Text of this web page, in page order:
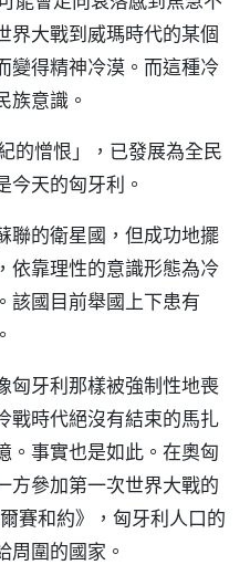
界大戰到威瑪時代的某個
變得精神冷漠。而這種冷
族意識。
的憎恨」，已發展為全民
今天的匈牙利。
聯的衛星國，但成功地擺
依靠理性的意識形態為冷
該國目前舉國上下患有
匈牙利那樣被強制性地喪
戰時代絕沒有結束的馬扎
。事實也是如此。在奧匈
方參加第一次世界大戰的
賽和約》，匈牙利人口的
周圍的國家。